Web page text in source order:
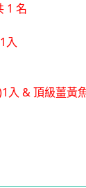
1 名
入
入 & 頂級薑黃